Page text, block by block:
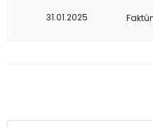
31.01.2025